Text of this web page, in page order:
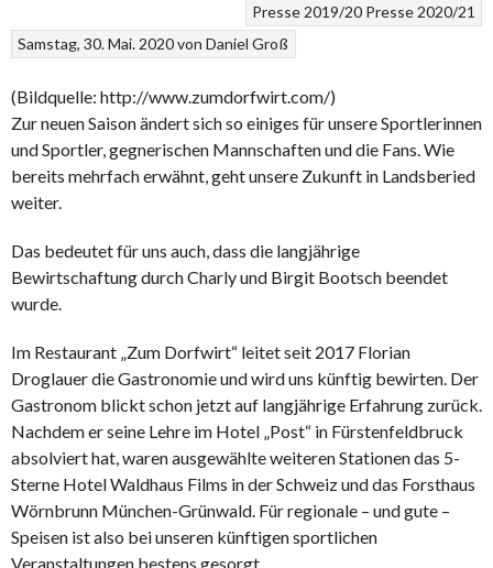
Presse 2019/20 Presse 2020/21
Samstag, 30. Mai. 2020vonDaniel Groß
(Bildquelle: http://www.zumdorfwirt.com/)
Zur neuen Saison ändert sich so einiges für unsere Sportlerinnen
und Sportler, gegnerischen Mannschaften und die Fans. Wie
bereits mehrfach erwähnt, geht unsere Zukunft in Landsberied
weiter.
Das bedeutet für uns auch, dass die langjährige
Bewirtschaftung durch Charly und Birgit Bootsch beendet
wurde.
Im Restaurant „Zum Dorfwirt“ leitet seit 2017 Florian
Droglauer die Gastronomie und wird uns künftig bewirten. Der
Gastronom blickt schon jetzt auf langjährige Erfahrung zurück.
Nachdem er seine Lehre im Hotel „Post“ in Fürstenfeldbruck
absolviert hat, waren ausgewählte weiteren Stationen das 5-
Sterne Hotel Waldhaus Films in der Schweiz und das Forsthaus
Wörnbrunn München-Grünwald. Für regionale – und gute –
Speisen ist also bei unseren künftigen sportlichen
Veranstaltungen bestens gesorgt.